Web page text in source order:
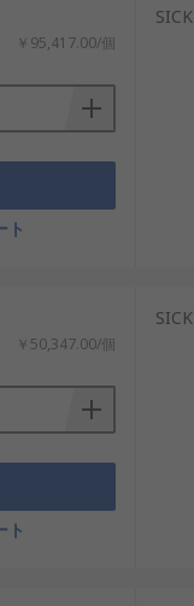
￥95,417.00/個
ト
SICK
￥50,347.00/個
ト
SICK